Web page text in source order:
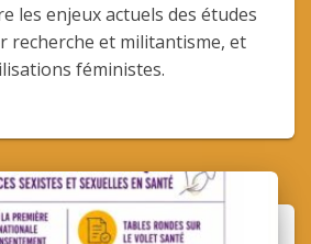
les enjeux actuels des études
recherche et militantisme, et
féministes.